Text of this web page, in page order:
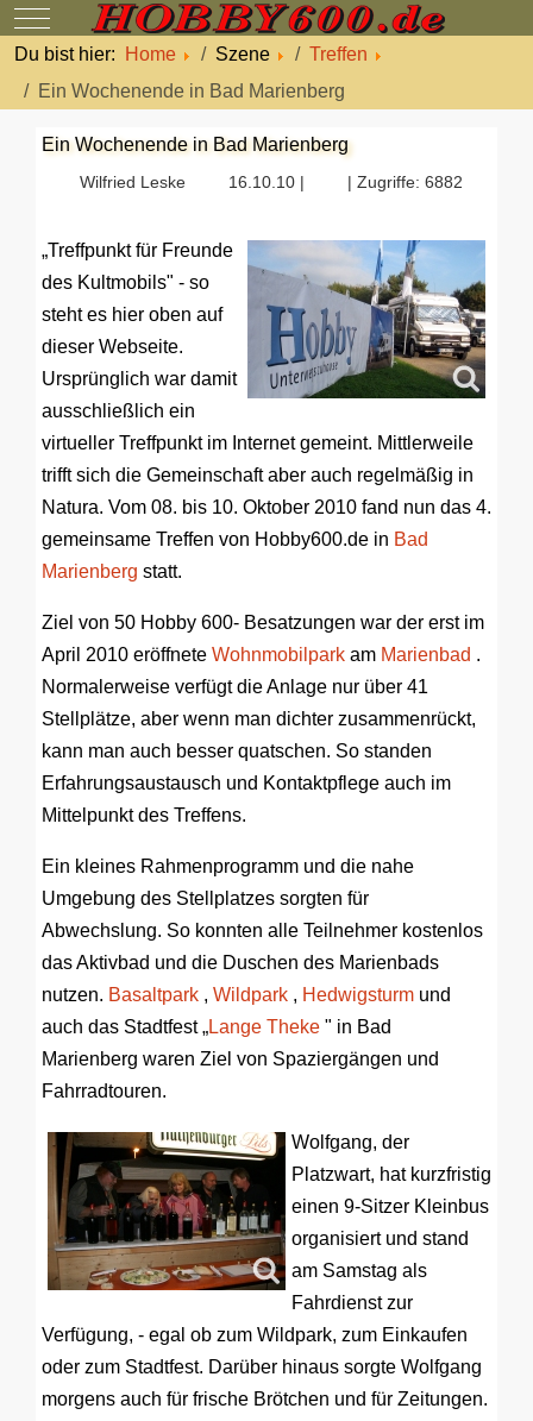
Mobile Menu Toggle
Du bist hier:
Home Szene
Treffen
Ein Wochenende in Bad Marienberg
Ein Wochenende in Bad Marienberg
Wilfried Leske 16.10.10 | | Zugriffe: 6882
„Treffpunkt für Freunde
des Kultmobils" - so
steht es hier oben auf
dieser Webseite.
Ursprünglich war damit
ausschließlich ein
virtueller Treffpunkt im Internet gemeint. Mittlerweile
trifft sich die Gemeinschaft aber auch regelmäßig in
Natura. Vom 08. bis 10. Oktober 2010 fand nun das 4.
gemeinsame Treffen von Hobby600.de in Bad
Marienberg statt.
Ziel von 50 Hobby 600- Besatzungen war der erst im
April 2010 eröffnete Wohnmobilpark am Marienbad .
Normalerweise verfügt die Anlage nur über 41
Stellplätze, aber wenn man dichter zusammenrückt,
kann man auch besser quatschen. So standen
Erfahrungsaustausch und Kontaktpflege auch im
Mittelpunkt des Treffens.
Ein kleines Rahmenprogramm und die nahe
Umgebung des Stellplatzes sorgten für
Abwechslung. So konnten alle Teilnehmer kostenlos
das Aktivbad und die Duschen des Marienbads
nutzen. Basaltpark , Wildpark , Hedwigsturm und
auch das Stadtfest „Lange Theke " in Bad
Marienberg waren Ziel von Spaziergängen und
Fahrradtouren.
Wolfgang, der
Platzwart, hat kurzfristig
einen 9-Sitzer Kleinbus
organisiert und stand
am Samstag als
Fahrdienst zur
Verfügung, - egal ob zum Wildpark, zum Einkaufen
oder zum Stadtfest. Darüber hinaus sorgte Wolfgang
morgens auch für frische Brötchen und für Zeitungen.